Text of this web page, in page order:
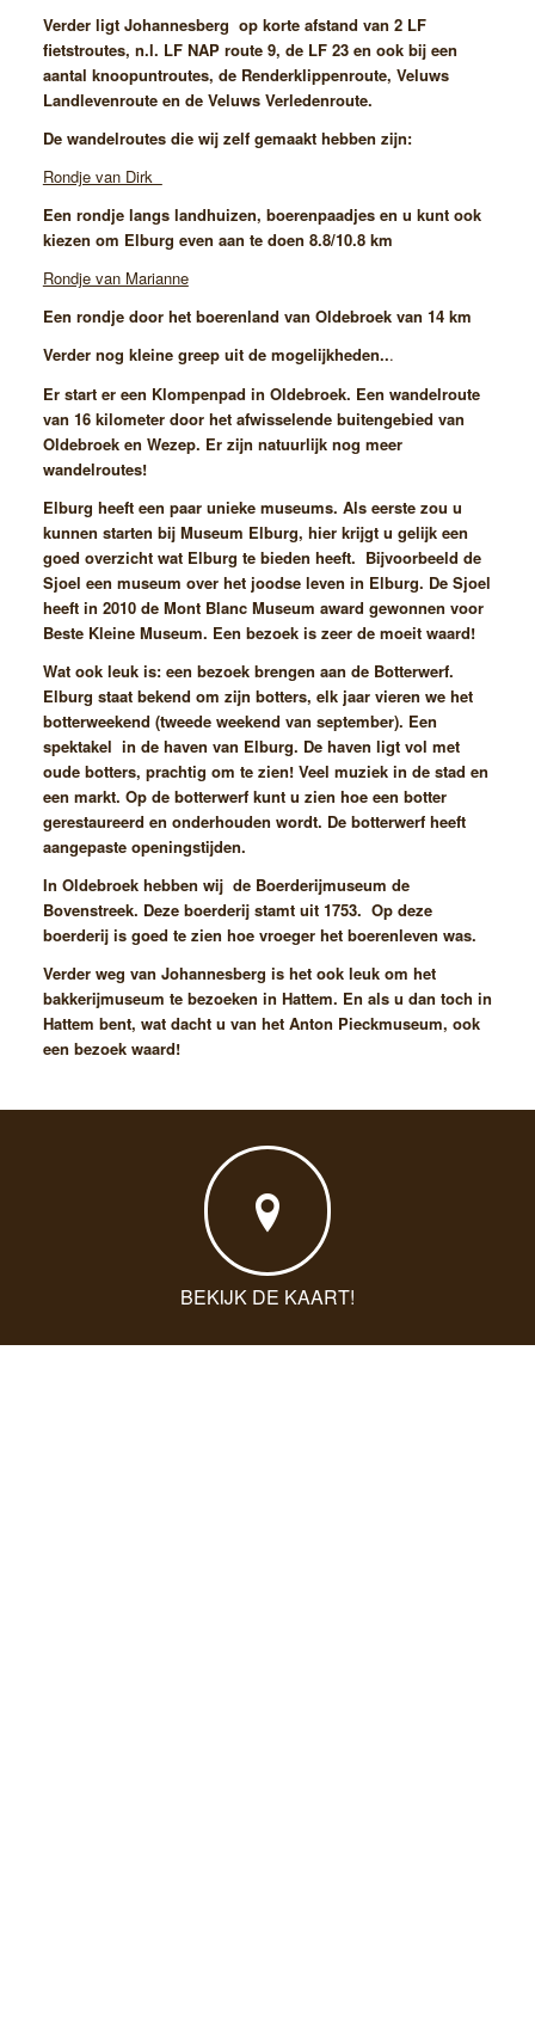
Verder ligt Johannesberg op korte afstand van 2 LF
fietstroutes, n.l. LF NAP route 9, de LF 23 en ook bij een
aantal knoopuntroutes, de Renderklippenroute, Veluws
Landlevenroute en de Veluws Verledenroute.
De wandelroutes die wij zelf gemaakt hebben zijn:
Rondje van Dirk
Een rondje langs landhuizen, boerenpaadjes en u kunt ook
kiezen om Elburg even aan te doen 8.8/10.8 km
Rondje van Marianne
Een rondje door het boerenland van Oldebroek van 14 km
Verder nog kleine greep uit de mogelijkheden...
Er start er een Klompenpad in Oldebroek. Een wandelroute
van 16 kilometer door het afwisselende buitengebied van
Oldebroek en Wezep. Er zijn natuurlijk nog meer
wandelroutes!
Elburg heeft een paar unieke museums. Als eerste zou u
kunnen starten bij Museum Elburg, hier krijgt u gelijk een
goed overzicht wat Elburg te bieden heeft. Bijvoorbeeld de
Sjoel een museum over het joodse leven in Elburg. De Sjoel
heeft in 2010 de Mont Blanc Museum award gewonnen voor
Beste Kleine Museum. Een bezoek is zeer de moeit waard!
Wat ook leuk is: een bezoek brengen aan de Botterwerf.
Elburg staat bekend om zijn botters, elk jaar vieren we het
botterweekend (tweede weekend van september). Een
spektakel in de haven van Elburg. De haven ligt vol met
oude botters, prachtig om te zien! Veel muziek in de stad en
een markt. Op de botterwerf kunt u zien hoe een botter
gerestaureerd en onderhouden wordt. De botterwerf heeft
aangepaste openingstijden.
In Oldebroek hebben wij de Boerderijmuseum de
Bovenstreek. Deze boerderij stamt uit 1753. Op deze
boerderij is goed te zien hoe vroeger het boerenleven was.
Verder weg van Johannesberg is het ook leuk om het
bakkerijmuseum te bezoeken in Hattem. En als u dan toch in
Hattem bent, wat dacht u van het Anton Pieckmuseum, ook
een bezoek waard!
BEKIJK DE KAART!